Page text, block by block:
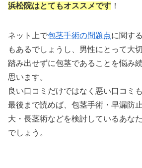
浜松院はとてもオススメです ！
ネット上で包茎手術の問題点に関す
もあるでしょうし、男性にとって大
踏み出せずに包茎であることを悩み
思います。
良い口コミだけではなく悪い口コミ
最後まで読めば、包茎手術・早漏防
大・長茎術などを検討しているあな
でしょう。